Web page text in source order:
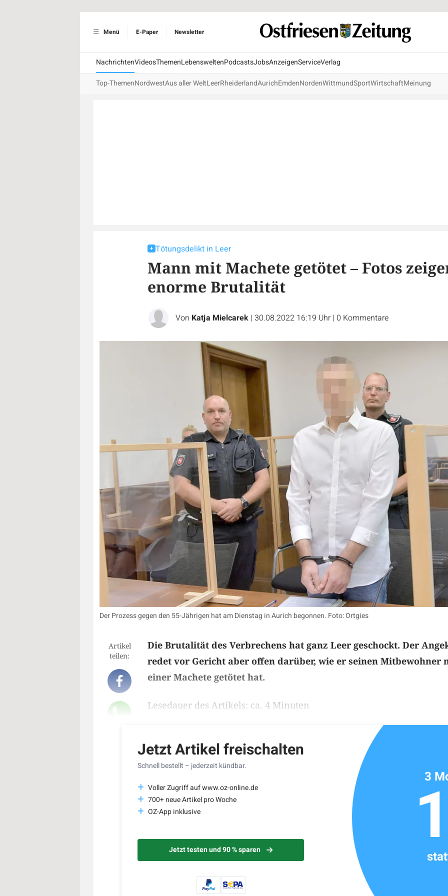
Menü E-Paper Newsletter
NachrichtenVideosThemenLebensweltenPodcastsJobsAnzeigenServiceVerlag
Top-ThemenNordwestAus aller WeltLeerRheiderlandAurichEmdenNordenWittmundSportWirtschaftMeinung
Tötungsdelikt in Leer
Mann mit Machete getötet – Fotos
enorme Brutalität
Von Katja Mielcarek | 30.08.2022 16:19 Uhr | 0 Kommentare
Der Prozess gegen den 55-Jährigen hat am Dienstag in Aurich begonnen. Foto: Ortgies
Artikel
teilen:
Die Brutalität des Verbrechens hat ganz Leer geschockt. Der
redet vor Gericht aber offen darüber, wie er seinen Mitbewohner
einer Machete getötet hat.
Lesedauer des Artikels: ca. 4 Minuten
Jetzt Artikel freischalten
Schnell bestellt – jederzeit kündbar.
Voller Zugriff auf www.oz-online.de
700+ neue Artikel pro Woche
OZ-App inklusive
Jetzt testen und 90 % sparen
3